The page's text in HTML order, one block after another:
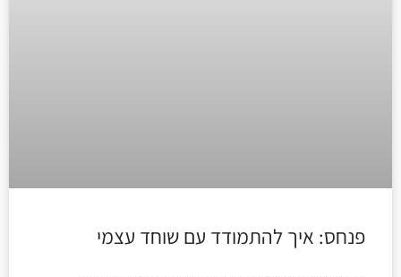
פנחס: איך להתמודד עם שוחד עצמי